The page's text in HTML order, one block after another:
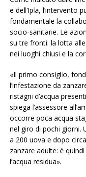
e dell’Ipla, l’intervento
fondamentale la
socio-sanitarie. Le
su tre fronti: la lotta alle
nei luoghi chiusi e la
«Il primo consiglio,
l’infestazione da
ristagni d’acqua
spiega l’assessore
occorre poca acqua
nel giro di pochi giorni.
a 200 uova e dopo
zanzare adulte: è
l’acqua residua».